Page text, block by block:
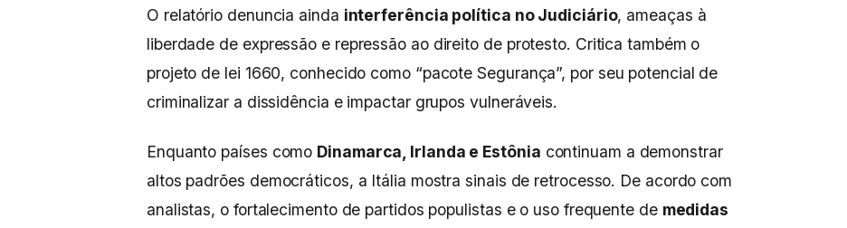
O relatório denuncia ainda interferência política no Judiciário, ameaças à
liberdade de expressão e repressão ao direito de protesto. Critica também o
projeto de lei 1660, conhecido como “pacote Segurança”, por seu potencial de
criminalizar a dissidência e impactar grupos vulneráveis.
Enquanto países como Dinamarca, Irlanda e Estônia continuam a demonstrar
altos padrões democráticos, a Itália mostra sinais de retrocesso. De acordo com
analistas, o fortalecimento de partidos populistas e o uso frequente de medidas